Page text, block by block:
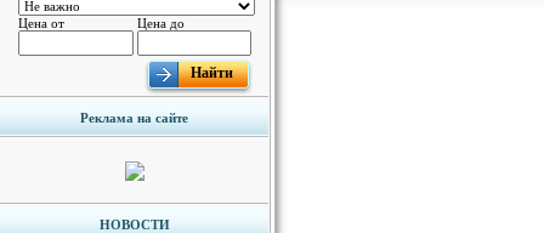
Цена от Цена до
Найти
Реклама на сайте
НОВОСТИ